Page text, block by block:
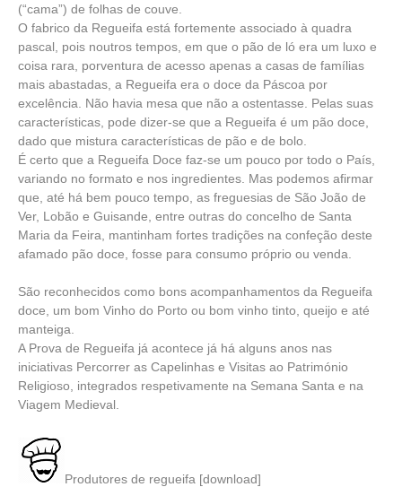
(“cama”) de folhas de couve.
O fabrico da Regueifa está fortemente associado à quadra
pascal, pois noutros tempos, em que o pão de ló era um luxo e
coisa rara, porventura de acesso apenas a casas de famílias
mais abastadas, a Regueifa era o doce da Páscoa por
excelência. Não havia mesa que não a ostentasse. Pelas suas
características, pode dizer-se que a Regueifa é um pão doce,
dado que mistura características de pão e de bolo.
É certo que a Regueifa Doce faz-se um pouco por todo o País,
variando no formato e nos ingredientes. Mas podemos afirmar
que, até há bem pouco tempo, as freguesias de São João de
Ver, Lobão e Guisande, entre outras do concelho de Santa
Maria da Feira, mantinham fortes tradições na confeção deste
afamado pão doce, fosse para consumo próprio ou venda.
São reconhecidos como bons acompanhamentos da Regueifa
doce, um bom Vinho do Porto ou bom vinho tinto, queijo e até
manteiga.
A Prova de Regueifa já acontece já há alguns anos nas
iniciativas Percorrer as Capelinhas e Visitas ao Património
Religioso, integrados respetivamente na Semana Santa e na
Viagem Medieval.
Produtores de regueifa [download]